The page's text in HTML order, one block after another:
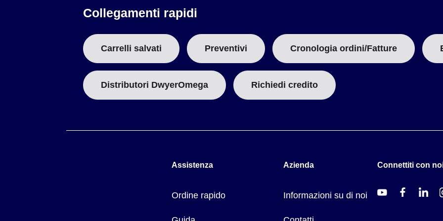
Collegamenti rapidi
Carrelli salvati Preventivi Cronologia ordini/Fatture
Distributori DwyerOmega Richiedi credito
Assistenza
Ordine rapido
Azienda
Informazioni su di noi
Connettiti con